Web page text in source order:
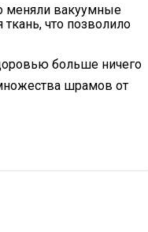
меняли вакуумные
что позволило
больше ничего
шрамов от